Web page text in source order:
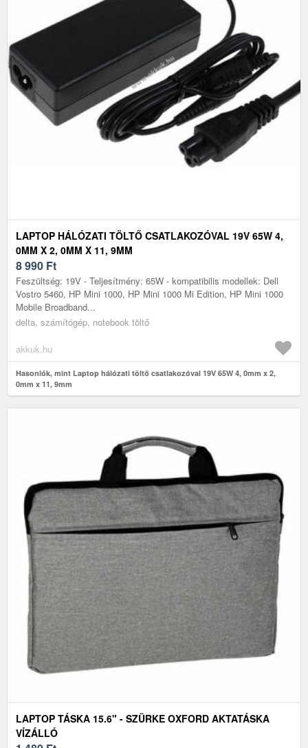
LAPTOP HÁLÓZATI TÖLTŐ CSATLAKOZÓVAL 19V 65W 4,
0MM X 2, 0MM X 11, 9MM
8 990 Ft
Feszültség: 19V - Teljesítmény: 65W - kompatibilis modellek: Dell
Vostro 5460, HP Mini 1000, HP Mini 1000 Mi Edition, HP Mini 1000
Mobile Broadband...
delta, számítógép, notebook töltő
akkuk.hu
Hasonlók, mint Laptop hálózati töltő csatlakozóval 19V 65W 4, 0mm x 2,
0mm x 11, 9mm
LAPTOP TÁSKA 15.6" - SZÜRKE OXFORD AKTATÁSKA
VÍZÁLLÓ